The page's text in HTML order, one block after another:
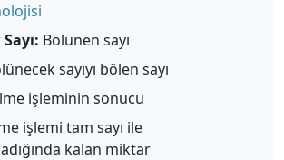
Bölünen sayı
sayıyı bölen sayı
işleminin sonucu
işlemi tam sayı ile
kalan miktar